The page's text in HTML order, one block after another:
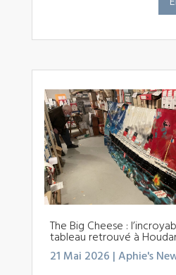
The Big Cheese :
tableau retrouvé à
21 Mai 2026 |Aphie's